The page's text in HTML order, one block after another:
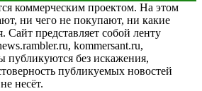
коммерческим проектом. На этом
ни чего не покупают, ни какие
Сайт представляет собой ленту
kommersant.ru,
публикуются без искажения,
публикуемых новостей
несёт.